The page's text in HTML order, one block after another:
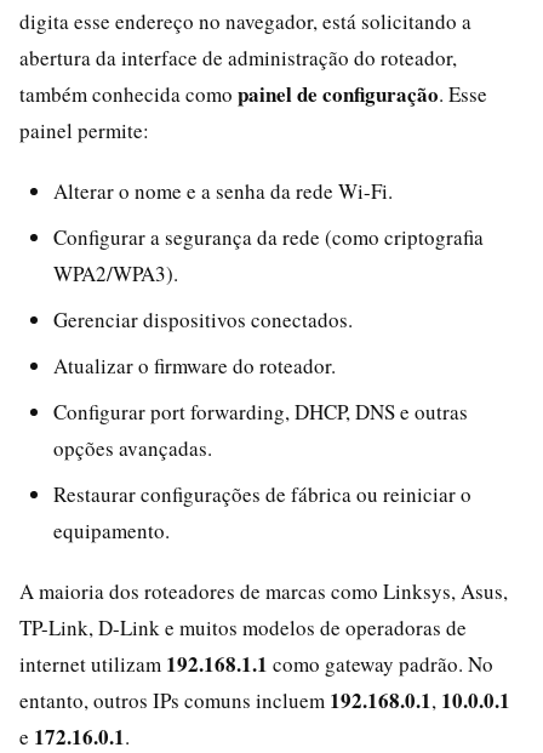
digita esse endereço no navegador, está solicitando a
abertura da interface de administração do roteador,
também conhecida como painel de configuração. Esse
painel permite:
Alterar o nome e a senha da rede Wi-Fi.
Configurar a segurança da rede (como criptografia
WPA2/WPA3).
Gerenciar dispositivos conectados.
Atualizar o firmware do roteador.
Configurar port forwarding, DHCP, DNS e outras
opções avançadas.
Restaurar configurações de fábrica ou reiniciar o
equipamento.
A maioria dos roteadores de marcas como Linksys, Asus,
TP-Link, D-Link e muitos modelos de operadoras de
internet utilizam 192.168.1.1 como gateway padrão. No
entanto, outros IPs comuns incluem 192.168.0.1, 10.0.0.1
e 172.16.0.1.